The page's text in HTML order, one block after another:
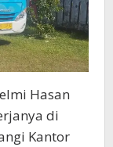
Hasan
di
Kantor